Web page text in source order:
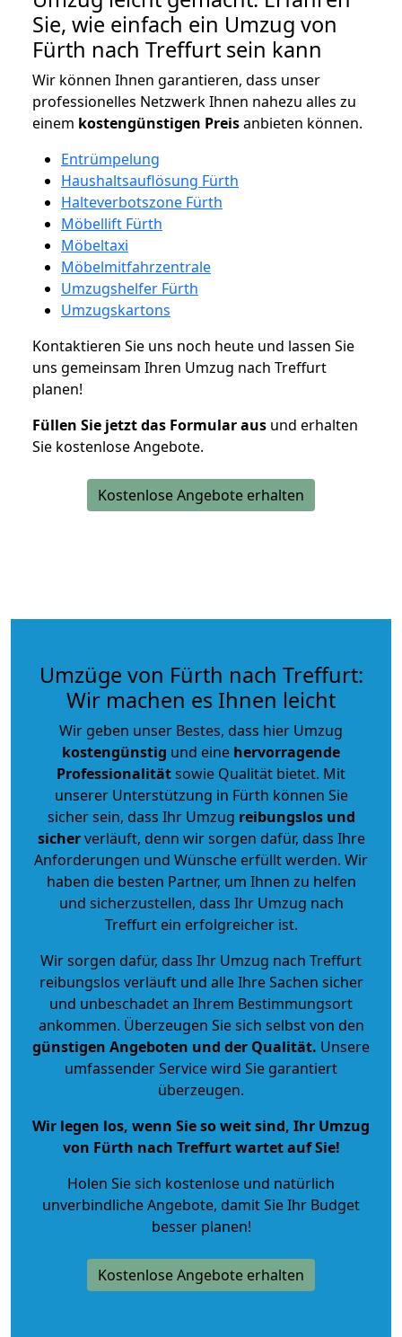
Sie, wie einfach ein Umzug von
Fürth nach Treffurt sein kann
Wir können Ihnen garantieren, dass unser
professionelles Netzwerk Ihnen nahezu alles zu
einem kostengünstigen Preisanbieten können.
Entrümpelung
Haushaltsauflösung Fürth
Halteverbotszone Fürth
Möbellift Fürth
Möbeltaxi
Möbelmitfahrzentrale
Umzugshelfer Fürth
Umzugskartons
Kontaktieren Sie uns noch heute und lassen Sie
uns gemeinsam Ihren Umzug nach Treffurt
planen!
Füllen Sie jetzt das Formular aus und erhalten
Sie kostenlose Angebote.
Kostenlose Angebote erhalten
Umzüge von Fürth nach Treffurt:
Wir machen es Ihnen leicht
Wir geben unser Bestes, dass hier Umzug
kostengünstig und eine hervorragende
Professionalitätsowie Qualität bietet. Mit
unserer Unterstützung in Fürth können Sie
sicher sein, dass Ihr Umzug reibungslos und
sicherverläuft, denn wir sorgen dafür, dass Ihre
Anforderungen und Wünsche erfüllt werden. Wir
haben die besten Partner, um Ihnen zu helfen
und sicherzustellen, dass Ihr Umzug nach
Treffurt ein erfolgreicher ist.
Wir sorgen dafür, dass Ihr Umzug nach Treffurt
reibungslos verläuft und alle Ihre Sachen sicher
und unbeschadet an Ihrem Bestimmungsort
ankommen. Überzeugen Sie sich selbst von den
günstigen Angeboten und der Qualität. Unsere
umfassender Service wird Sie garantiert
überzeugen.
Wir legen los, wenn Sie so weit sind, Ihr Umzug
von Fürth nach Treffurt wartet auf Sie!
Holen Sie sich kostenlose und natürlich
unverbindliche Angebote, damit Sie Ihr Budget
besser planen!
Kostenlose Angebote erhalten